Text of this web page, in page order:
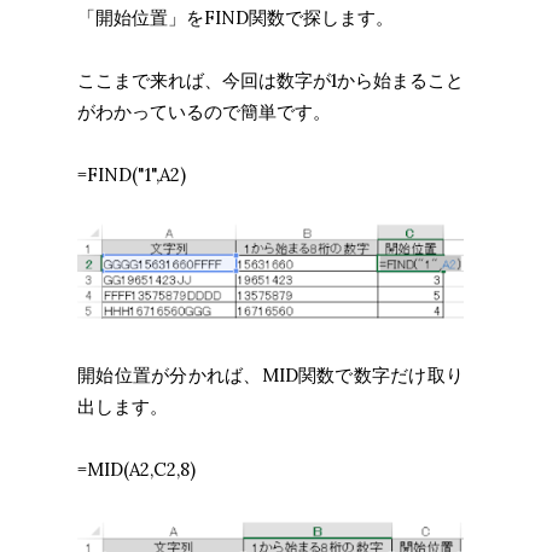
「開始位置」をFIND関数で探します。
ここまで来れば、今回は数字が1から始まること
がわかっているので簡単です。
=FIND("1",A2)
開始位置が分かれば、MID関数で数字だけ取り
出します。
=MID(A2,C2,8)